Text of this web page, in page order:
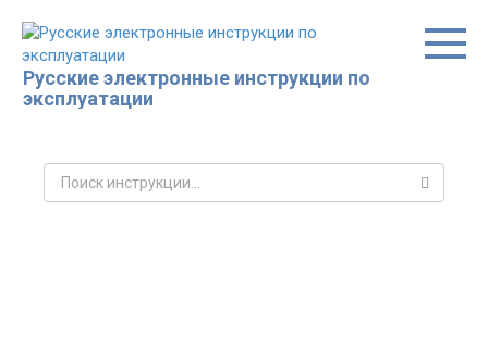
контенту
Русские электронные инструкции по
эксплуатации
Поиск: